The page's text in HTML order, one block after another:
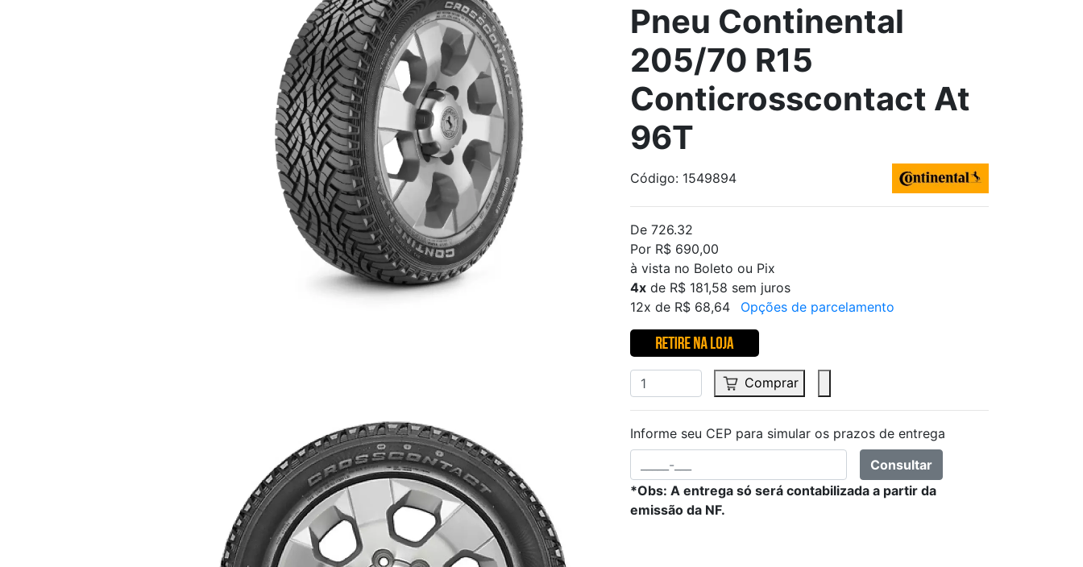
Pneu Continental
205/70 R15
Conticrosscontact At
96T
Código: 1549894
De 726.32
Por R$ 690,00
à vista no Boleto ou Pix
4x de R$ 181,58 sem juros
12x de R$ 68,64
Opções de parcelamento
Comprar
Informe seu CEP para simular os prazos de entrega
Consultar
*Obs: A entrega só será contabilizada a partir da
emissão da NF.